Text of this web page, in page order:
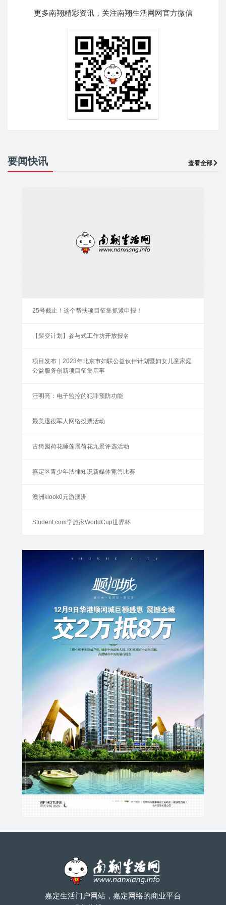
更多南翔精彩资讯，关注南翔生活网网官方微信
要闻快讯 查看全部
25号截止！这个帮扶项目征集抓紧申报！
【聚变计划】参与式工作坊开放报名
项目发布｜2023年北京市妇联公益伙伴计划暨妇女儿童家庭
公益服务创新项目征集启事
汪明亮：电子监控的犯罪预防功能
最美退役军人网络投票活动
古猗园荷花睡莲展荷花九景评选活动
嘉定区青少年法律知识新媒体竞答比赛
澳洲klook0元游澳洲
Student.com学旅家WorldCup世界杯
嘉定生活门户网站，嘉定网络的商业平台